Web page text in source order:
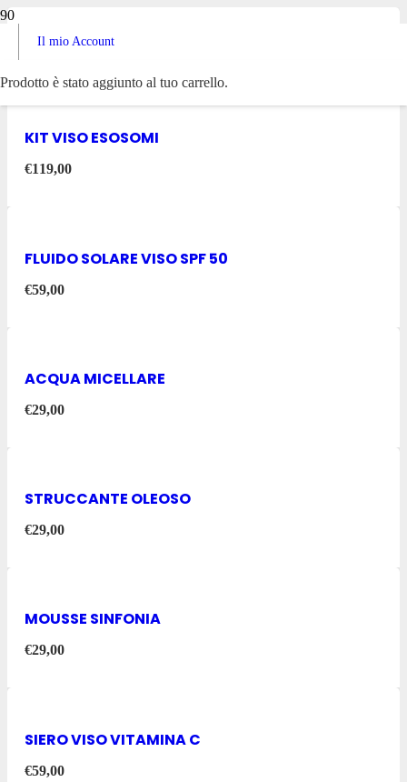
Il mio Account
Prodotto è stato aggiunto al tuo carrello.
KIT VISO ESOSOMI
€119,00
FLUIDO SOLARE VISO SPF 50
€59,00
ACQUA MICELLARE
€29,00
STRUCCANTE OLEOSO
€29,00
MOUSSE SINFONIA
€29,00
SIERO VISO VITAMINA C
€59,00